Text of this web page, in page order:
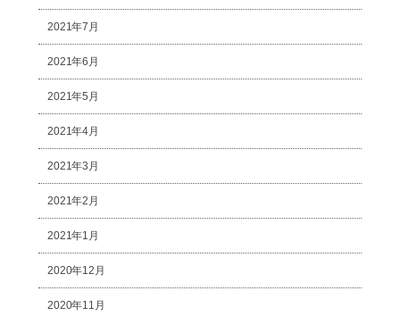
2021年7月
2021年6月
2021年5月
2021年4月
2021年3月
2021年2月
2021年1月
2020年12月
2020年11月